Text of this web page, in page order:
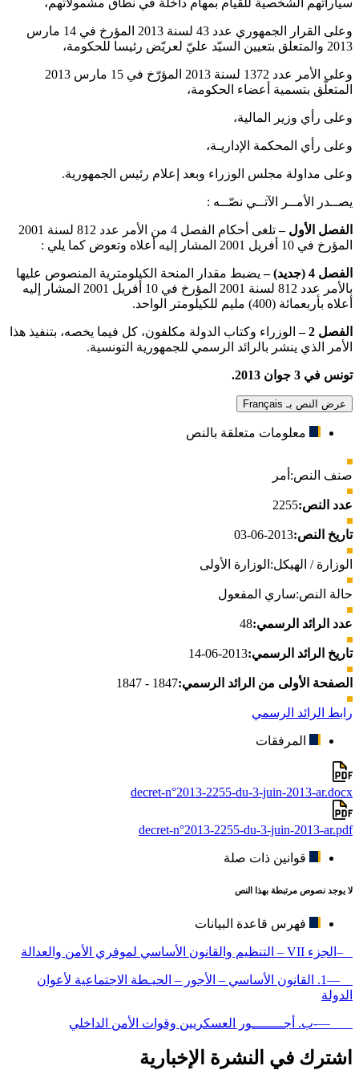
سياراتهم الشخصية للقيام بمهام داخلة في نطاق مشمولاتهم،
وعلى القرار الجمهوري عدد 43 لسنة 2013 المؤرخ في 14 مارس
2013 والمتعلق بتعيين السيّد عليّ لعريّض رئيسا للحكومة،
وعلى الأمر عدد 1372 لسنة 2013 المؤرّخ في 15 مارس 2013
المتعلّق بتسمية أعضاء الحكومة،
وعلى رأي وزير المالية،
وعلى رأي المحكمة الإداريـة،
وعلى مداولة مجلس الوزراء وبعد إعلام رئيس الجمهورية.
يصــدر الأمــر الآتــي نصّــه :
الفصل الأول –
تلغى أحكام الفصل 4 من الأمر عدد 812 لسنة 2001
المؤرخ في 10 أفريل 2001 المشار إليه أعلاه وتعوض كما يلي :
الفصل 4 (جديد) –
يضبط مقدار المنحة الكيلومترية المنصوص عليها
بالأمر عدد 812 لسنة 2001 المؤرخ في 10 أفريل 2001 المشار إليه
أعلاه بأربعمائة (400) مليم للكيلومتر الواحد.
الفصل 2 –
الوزراء وكتاب الدولة مكلفون، كل فيما يخصه، بتنفيذ هذا
الأمر الذي ينشر بالرائد الرسمي للجمهورية التونسية.
تونس في 3 جوان 2013.
عرض النص بـ Français
معلومات متعلقة بالنص
صنف النص: أمر
عدد النص:2255
تاريخ النص:2013-06-03
الوزارة / الهيكل: الوزارة الأولى
حالة النص:ساري المفعول
عدد الرائد الرسمي:48
تاريخ الرائد الرسمي:2013-06-14
الصفحة الأولى من الرائد الرسمي:1847 - 1847
رابط الرائد الرسمي
المرفقات
decret-n°2013-2255-du-3-juin-2013-ar.docx
decret-n°2013-2255-du-3-juin-2013-ar.pdf
قوانين ذات صلة
لا يوجد نصوص مرتبطة بهذا النص
فهرس قاعدة البيانات
–الجزء VII – التنظيم والقانون الأساسي لموفري الأمن والعدالة
—1. القانون الأساسي – الأجور – الحيـطة الاجتماعية لأعوان
الدولة
—-ب. أجــــــــور العسكريين وقوات الأمن الداخلي
اشترك في النشرة الإخبارية